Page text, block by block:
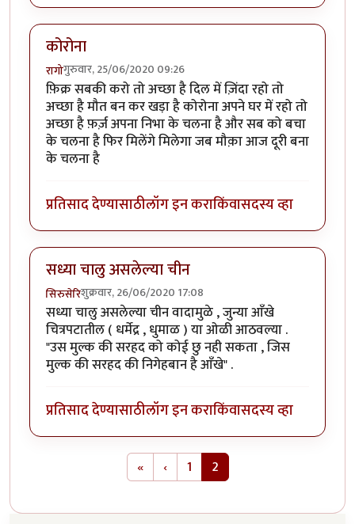
कोरोना
रागोगुरुवार, 25/06/2020 09:26
फ़िक्र सबकी करो तो अच्छा है दिल में ज़िंदा रहो तो
अच्छा है मौत बन कर खड़ा है कोरोना अपने घर में रहो तो
अच्छा है फ़र्ज़ अपना निभा के चलना है और सब को बचा
के चलना है फिर मिलेंगे मिलेगा जब मौक़ा आज दूरी बना
के चलना है
प्रतिसाद देण्यासाठीलॉग इन कराकिंवासदस्य व्हा
सध्या चालु असलेल्या चीन
सिरुसेरिशुक्रवार, 26/06/2020 17:08
सध्या चालु असलेल्या चीन वादामुळे , जुन्या आँखे
चित्रपटातील ( धर्मेद्र , धुमाळ ) या ओळी आठवल्या .
"उस मुल्क की सरहद को कोई छु नही सकता , जिस
मुल्क की सरहद की निगेहबान है आँखे" .
प्रतिसाद देण्यासाठीलॉग इन कराकिंवासदस्य व्हा
«First page
‹Previous page
1 2